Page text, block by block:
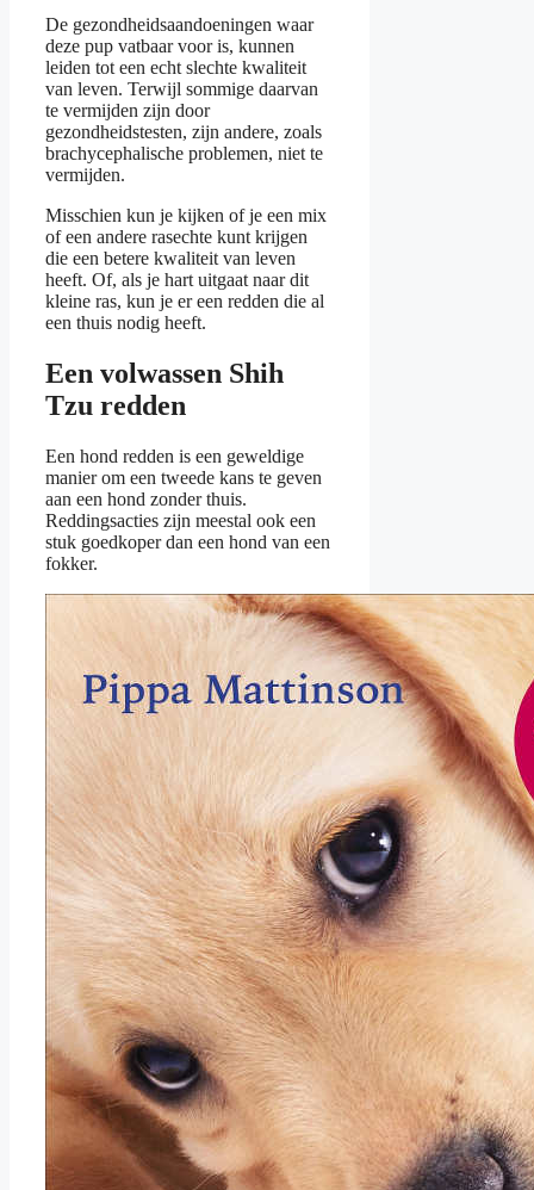
De gezondheidsaandoeningen waar
deze pup vatbaar voor is, kunnen
leiden tot een echt slechte kwaliteit
van leven. Terwijl sommige daarvan
te vermijden zijn door
gezondheidstesten, zijn andere, zoals
brachycephalische problemen, niet te
vermijden.
Misschien kun je kijken of je een mix
of een andere rasechte kunt krijgen
die een betere kwaliteit van leven
heeft. Of, als je hart uitgaat naar dit
kleine ras, kun je er een redden die al
een thuis nodig heeft.
Een volwassen Shih
Tzu redden
Een hond redden is een geweldige
manier om een tweede kans te geven
aan een hond zonder thuis.
Reddingsacties zijn meestal ook een
stuk goedkoper dan een hond van een
fokker.